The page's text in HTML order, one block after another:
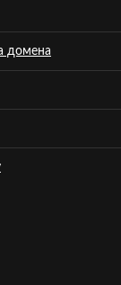
домена